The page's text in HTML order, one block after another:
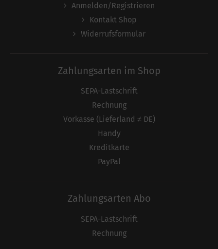
Anmelden/Registrieren
Kontakt Shop
Widerrufsformular
Zahlungsarten im Shop
SEPA-Lastschrift
Rechnung
Vorkasse (Lieferland ≠ DE)
Handy
Kreditkarte
PayPal
Zahlungsarten Abo
SEPA-Lastschrift
Rechnung